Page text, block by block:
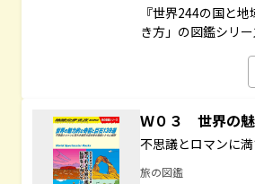
『世界244の国と
き方」の図鑑シリ
Ｗ０３ 世界の
不思議とロマンに
旅の図鑑